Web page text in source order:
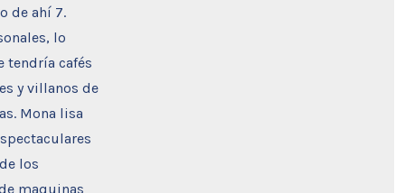
de ahí 7.
lo
tendría cafés
y villanos de
Mona lisa
los
maquinas